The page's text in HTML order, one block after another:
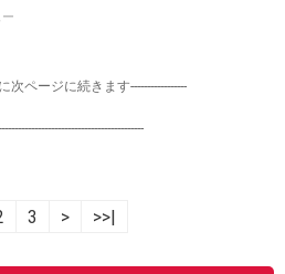
次ページに続きます-----------------
3 > >>|